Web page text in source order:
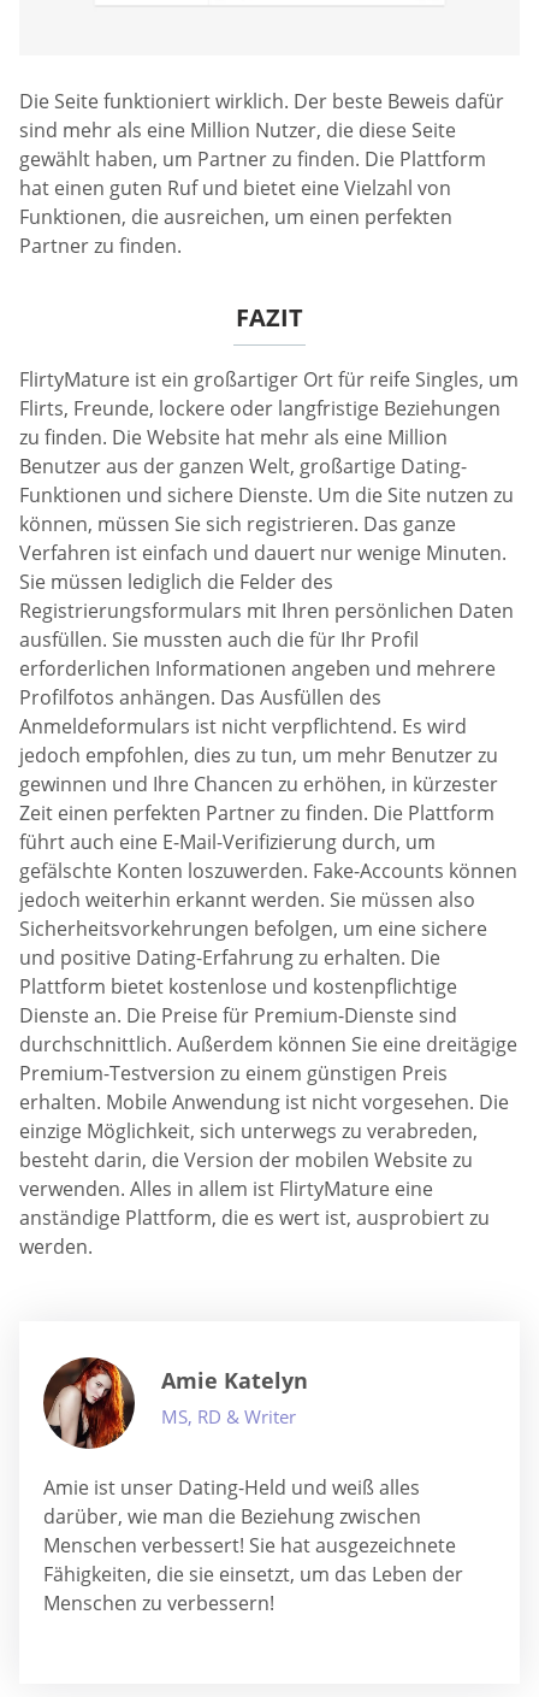
Die Seite funktioniert wirklich. Der beste Beweis dafür
sind mehr als eine Million Nutzer, die diese Seite
gewählt haben, um Partner zu finden. Die Plattform
hat einen guten Ruf und bietet eine Vielzahl von
Funktionen, die ausreichen, um einen perfekten
Partner zu finden.
FAZIT
FlirtyMature ist ein großartiger Ort für reife Singles, um
Flirts, Freunde, lockere oder langfristige Beziehungen
zu finden. Die Website hat mehr als eine Million
Benutzer aus der ganzen Welt, großartige Dating-
Funktionen und sichere Dienste. Um die Site nutzen zu
können, müssen Sie sich registrieren. Das ganze
Verfahren ist einfach und dauert nur wenige Minuten.
Sie müssen lediglich die Felder des
Registrierungsformulars mit Ihren persönlichen Daten
ausfüllen. Sie mussten auch die für Ihr Profil
erforderlichen Informationen angeben und mehrere
Profilfotos anhängen. Das Ausfüllen des
Anmeldeformulars ist nicht verpflichtend. Es wird
jedoch empfohlen, dies zu tun, um mehr Benutzer zu
gewinnen und Ihre Chancen zu erhöhen, in kürzester
Zeit einen perfekten Partner zu finden. Die Plattform
führt auch eine E-Mail-Verifizierung durch, um
gefälschte Konten loszuwerden. Fake-Accounts können
jedoch weiterhin erkannt werden. Sie müssen also
Sicherheitsvorkehrungen befolgen, um eine sichere
und positive Dating-Erfahrung zu erhalten. Die
Plattform bietet kostenlose und kostenpflichtige
Dienste an. Die Preise für Premium-Dienste sind
durchschnittlich. Außerdem können Sie eine dreitägige
Premium-Testversion zu einem günstigen Preis
erhalten. Mobile Anwendung ist nicht vorgesehen. Die
einzige Möglichkeit, sich unterwegs zu verabreden,
besteht darin, die Version der mobilen Website zu
verwenden. Alles in allem ist FlirtyMature eine
anständige Plattform, die es wert ist, ausprobiert zu
werden.
Amie Katelyn
MS, RD & Writer
Amie ist unser Dating-Held und weiß alles
darüber, wie man die Beziehung zwischen
Menschen verbessert! Sie hat ausgezeichnete
Fähigkeiten, die sie einsetzt, um das Leben der
Menschen zu verbessern!